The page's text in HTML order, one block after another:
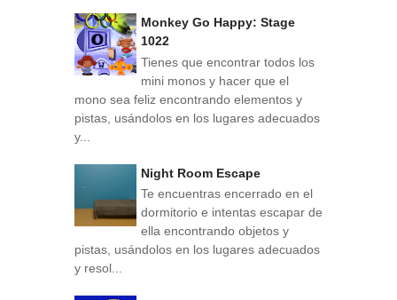
Monkey Go Happy: Stage
1022
Tienes que encontrar todos los
mini monos y hacer que el
mono sea feliz encontrando elementos y
pistas, usándolos en los lugares adecuados
y...
Night Room Escape
Te encuentras encerrado en el
dormitorio e intentas escapar de
ella encontrando objetos y
pistas, usándolos en los lugares adecuados
y resol...